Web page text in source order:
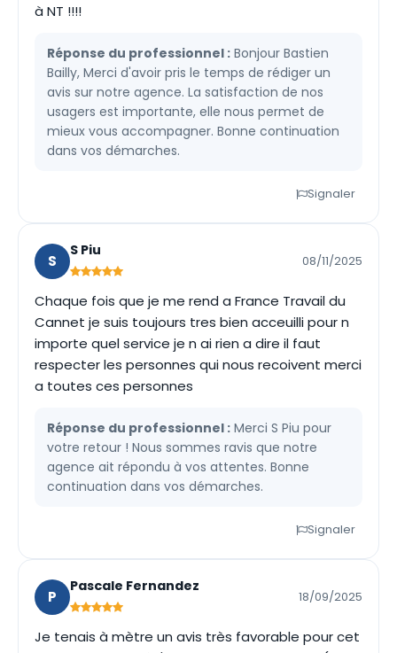
à NT !!!!
Réponse du professionnel : Bonjour Bastien
Bailly, Merci d'avoir pris le temps de rédiger un
avis sur notre agence. La satisfaction de nos
usagers est importante, elle nous permet de
mieux vous accompagner. Bonne continuation
dans vos démarches.
Signaler
S
S Piu
08/11/2025
Chaque fois que je me rend a France Travail du
Cannet je suis toujours tres bien acceuilli pour n
importe quel service je n ai rien a dire il faut
respecter les personnes qui nous recoivent merci
a toutes ces personnes
Réponse du professionnel : Merci S Piu pour
votre retour ! Nous sommes ravis que notre
agence ait répondu à vos attentes. Bonne
continuation dans vos démarches.
Signaler
P
Pascale Fernandez
18/09/2025
Je tenais à mètre un avis très favorable pour cet